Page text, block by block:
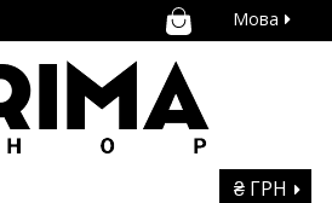
Мова
₴ ГРН